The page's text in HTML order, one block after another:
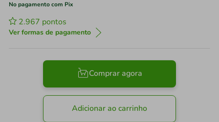
No pagamento com Pix
2.967 pontos
Ver formas de pagamento
Comprar agora
Adicionar ao carrinho